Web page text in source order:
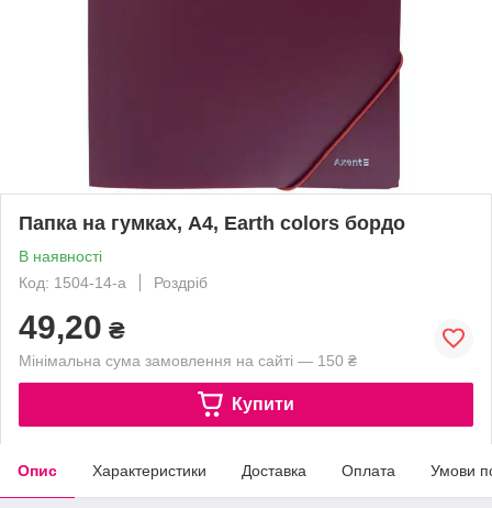
Папка на гумках, А4, Earth colors бордо
В наявності
Код: 1504-14-a
Роздріб
49,20 ₴
Мінімальна сума замовлення на сайті — 150 ₴
Купити
Опис Характеристики Доставка Оплата Умови